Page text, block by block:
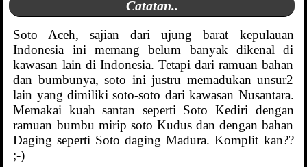
Catatan..
Soto Aceh, sajian dari ujung barat kepulauan
Indonesia ini memang belum banyak dikenal di
kawasan lain di Indonesia. Tetapi dari ramuan bahan
dan bumbunya, soto ini justru memadukan unsur2
lain yang dimiliki soto-soto dari kawasan Nusantara.
Memakai kuah santan seperti Soto Kediri dengan
ramuan bumbu mirip soto Kudus dan dengan bahan
Daging seperti Soto daging Madura. Komplit kan??
;-)